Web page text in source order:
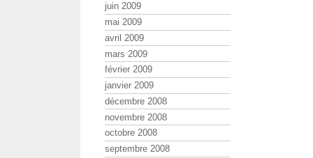
juin 2009
mai 2009
avril 2009
mars 2009
février 2009
janvier 2009
décembre 2008
novembre 2008
octobre 2008
septembre 2008